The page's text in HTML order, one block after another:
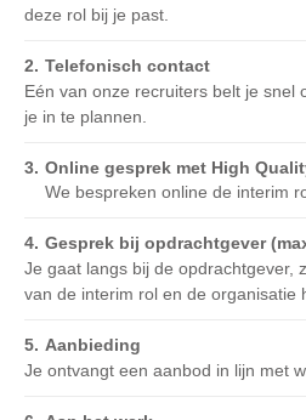
deze rol bij je past.
Telefonisch contact
Eén van onze recruiters belt je snel
je in te plannen.
Online gesprek met High
We bespreken online de interim
Gesprek bij opdrachtgever
Je gaat langs bij de opdrachtgever,
van de interim rol en de organisatie
Aanbieding
Je ontvangt een aanbod in lijn met